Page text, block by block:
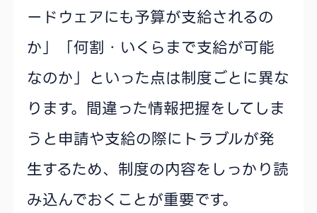
ードウェアにも予算が支給されるの
か」「何割・いくらまで支給が可能
なのか」といった点は制度ごとに異な
ります。間違った情報把握をしてしま
うと申請や支給の際にトラブルが発
生するため、制度の内容をしっかり読
み込んでおくことが重要です。